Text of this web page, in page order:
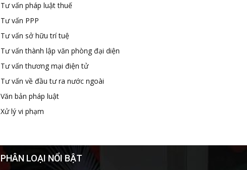
Tư vấn pháp luật thuế
Tư vấn PPP
Tư vấn sở hữu trí tuệ
Tư vấn thành lập văn phòng đại diện
Tư vấn thương mại điện tử
Tư vấn về đầu tư ra nước ngoài
Văn bản pháp luật
Xử lý vi phạm
PHÂN LOẠI NỔI BẬT